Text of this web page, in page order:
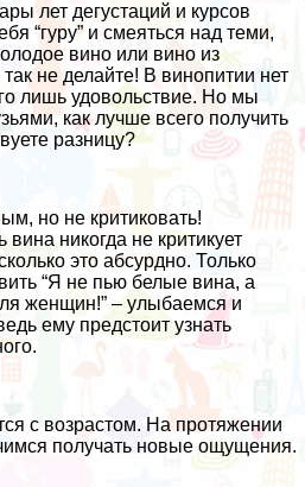
лет дегустаций и курсов
“гуру” и смеяться над теми,
вино или вино из
не делайте! В винопитии нет
лишь удовольствие. Но мы
как лучше всего получить
разницу?
но не критиковать!
никогда не критикует
это абсурдно. Только
“Я не пью белые вина, а
женщин!” – улыбаемся и
ему предстоит узнать
с возрастом. На протяжении
получать новые ощущения.